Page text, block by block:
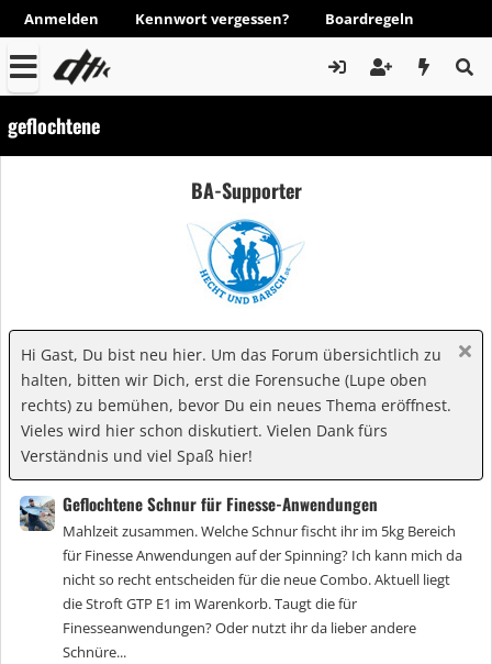
Anmelden Kennwort vergessen? Boardregeln
geflochtene
BA-Supporter
Hi Gast, Du bist neu hier. Um das Forum übersichtlich zu
halten, bitten wir Dich, erst die Forensuche (Lupe oben
rechts) zu bemühen, bevor Du ein neues Thema eröffnest.
Vieles wird hier schon diskutiert. Vielen Dank fürs
Verständnis und viel Spaß hier!
Geflochtene Schnur für Finesse-Anwendungen
Mahlzeit zusammen. Welche Schnur fischt ihr im 5kg Bereich
für Finesse Anwendungen auf der Spinning? Ich kann mich da
nicht so recht entscheiden für die neue Combo. Aktuell liegt
die Stroft GTP E1 im Warenkorb. Taugt die für
Finesseanwendungen? Oder nutzt ihr da lieber andere
Schnüre...